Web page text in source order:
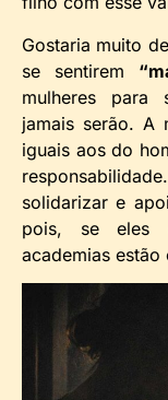
Gostaria muito
se sentirem
mulheres para
jamais serão. A
iguais aos do
solidarizar e
pois, se eles
academias estão